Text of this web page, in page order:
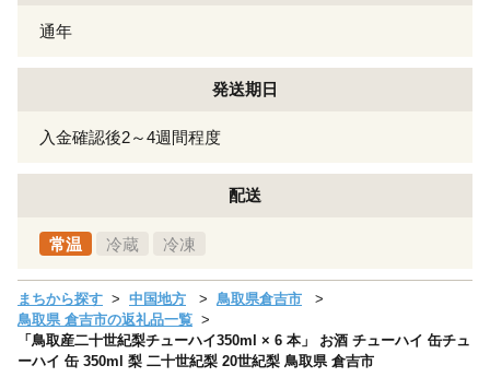
通年
発送期日
入金確認後2～4週間程度
配送
常温 冷蔵 冷凍
まちから探す 中国地方
鳥取県倉吉市
鳥取県 倉吉市の返礼品一覧
「鳥取産二十世紀梨チューハイ350ml × 6 本」 お酒 チューハイ 缶チュ
ーハイ 缶 350ml 梨 二十世紀梨 20世紀梨 鳥取県 倉吉市